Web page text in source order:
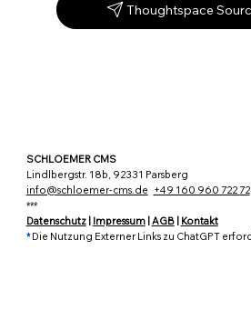
Thoughtspace
SCHLOEMER CMS
Lindlbergstr. 18b, 92331 Parsberg
info@schloemer-cms.de +49 160 960 722 72
***
Datenschutz| Impressum|AGB| Kontakt
*Die Nutzung Externer Links zu ChatGPT